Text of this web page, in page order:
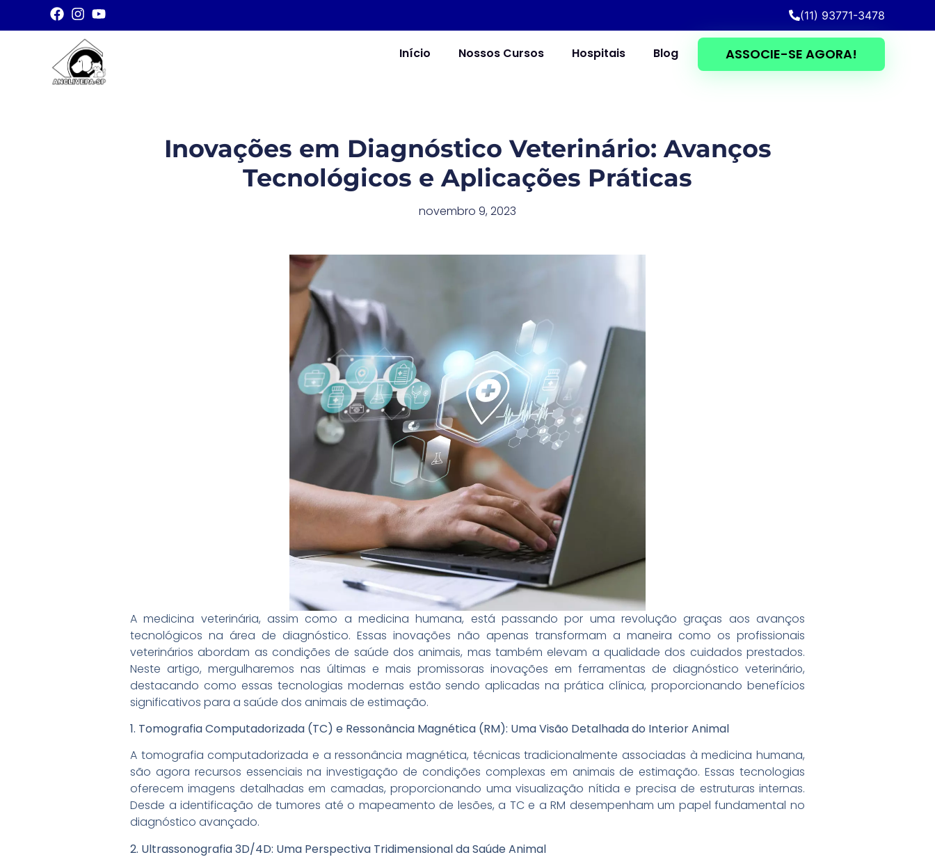
(11) 93771-3478
Início Nossos Cursos Hospitais Blog ASSOCIE-SE AGORA!
Inovações em Diagnóstico Veterinário: Avanços
Tecnológicos e Aplicações Práticas
novembro 9, 2023
A medicina veterinária, assim como a medicina humana, está passando por uma revolução graças aos avanços
tecnológicos na área de diagnóstico. Essas inovações não apenas transformam a maneira como os profissionais
veterinários abordam as condições de saúde dos animais, mas também elevam a qualidade dos cuidados prestados.
Neste artigo, mergulharemos nas últimas e mais promissoras inovações em ferramentas de diagnóstico veterinário,
destacando como essas tecnologias modernas estão sendo aplicadas na prática clínica, proporcionando benefícios
significativos para a saúde dos animais de estimação.
1. Tomografia Computadorizada (TC) e Ressonância Magnética (RM): Uma Visão Detalhada do Interior Animal
A tomografia computadorizada e a ressonância magnética, técnicas tradicionalmente associadas à medicina humana,
são agora recursos essenciais na investigação de condições complexas em animais de estimação. Essas tecnologias
oferecem imagens detalhadas em camadas, proporcionando uma visualização nítida e precisa de estruturas internas.
Desde a identificação de tumores até o mapeamento de lesões, a TC e a RM desempenham um papel fundamental no
diagnóstico avançado.
2. Ultrassonografia 3D/4D: Uma Perspectiva Tridimensional da Saúde Animal